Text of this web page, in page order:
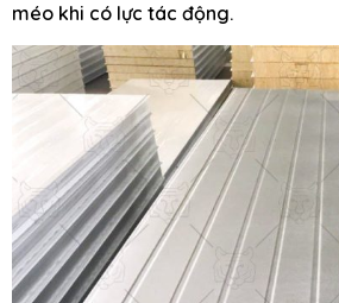
méo khi có lực tác động.